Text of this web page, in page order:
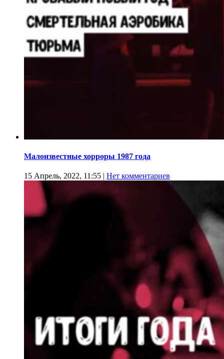
Малоизвестные хорроры 1987 года
15 Апрель, 2022, 11:55 | Нет комментариев